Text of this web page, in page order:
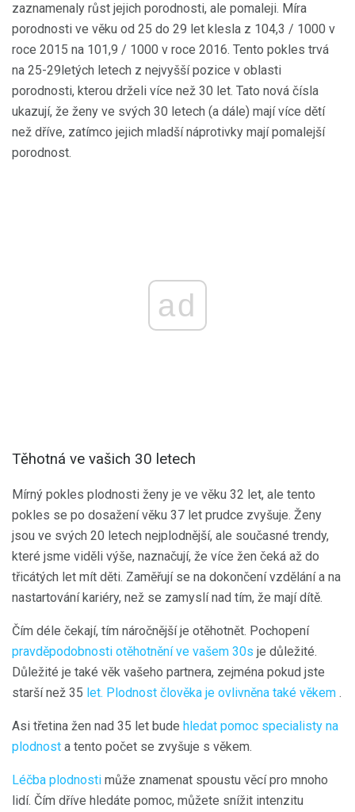
zaznamenaly růst jejich porodnosti, ale pomaleji. Míra
porodnosti ve věku od 25 do 29 let klesla z 104,3 / 1000 v
roce 2015 na 101,9 / 1000 v roce 2016. Tento pokles trvá
na 25-29letých letech z nejvyšší pozice v oblasti
porodnosti, kterou drželi více než 30 let. Tato nová čísla
ukazují, že ženy ve svých 30 letech (a dále) mají více dětí
než dříve, zatímco jejich mladší náprotivky mají pomalejší
porodnost.
ad
Těhotná ve vašich 30 letech
Mírný pokles plodnosti ženy je ve věku 32 let, ale tento
pokles se po dosažení věku 37 let prudce zvyšuje. Ženy
jsou ve svých 20 letech nejplodnější, ale současné trendy,
které jsme viděli výše, naznačují, že více žen čeká až do
třicátých let mít děti. Zaměřují se na dokončení vzdělání a na
nastartování kariéry, než se zamyslí nad tím, že mají dítě.
Čím déle čekají, tím náročnější je otěhotnět. Pochopení
pravděpodobnosti otěhotnění ve vašem 30s je důležité.
Důležité je také věk vašeho partnera, zejména pokud jste
starší než 35 let. Plodnost člověka je ovlivněna také věkem .
Asi třetina žen nad 35 let bude hledat pomoc specialisty na
plodnost a tento počet se zvyšuje s věkem.
Léčba plodnosti může znamenat spoustu věcí pro mnoho
lidí. Čím dříve hledáte pomoc, můžete snížit intenzitu